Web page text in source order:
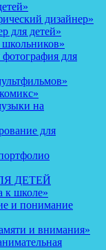
дизайнер»
для детей»
для
на
для
ДЕТЕЙ
к школе»
и понимание
и внимания»